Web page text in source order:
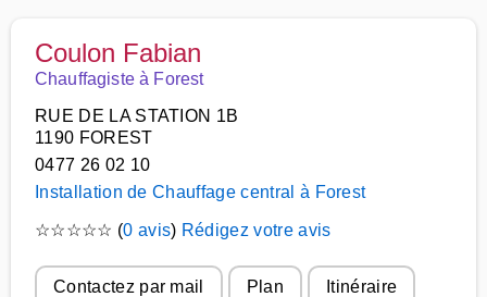
Coulon Fabian
Chauffagiste à Forest
RUE DE LA STATION 1B
1190 FOREST
0477 26 02 10
Installation de Chauffage central à Forest
☆☆☆☆☆ (0 avis) Rédigez votre avis
Contactez par mail Plan Itinéraire